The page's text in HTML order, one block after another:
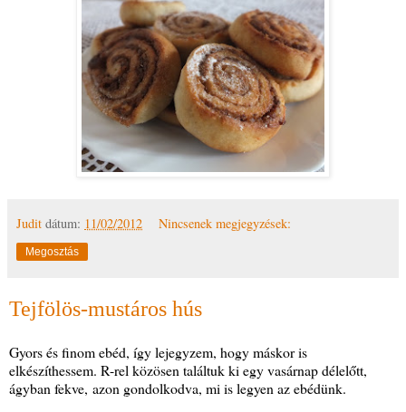
Judit dátum: 11/02/2012 Nincsenek megjegyzések:
Megosztás
Tejfölös-mustáros hús
Gyors és finom ebéd, így lejegyzem, hogy máskor is
elkészíthessem. R-rel közösen találtuk ki egy vasárnap délelőtt,
ágyban fekve, azon gondolkodva, mi is legyen az ebédünk.